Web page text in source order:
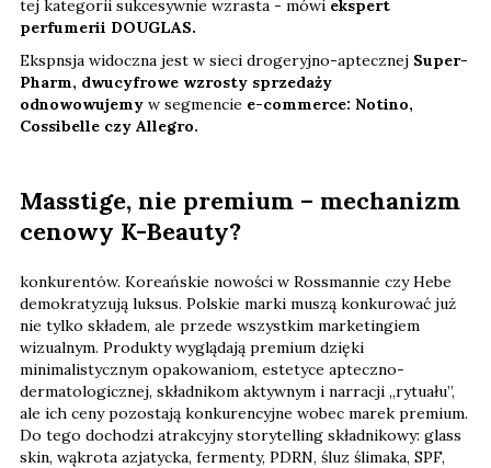
tej kategorii sukcesywnie wzrasta - mówi ekspert
perfumerii DOUGLAS.
Ekspnsja widoczna jest w sieci drogeryjno-aptecznej Super-
Pharm, dwucyfrowe wzrosty sprzedaży
odnowowujemy w segmencie e-commerce: Notino,
Cossibelle czy Allegro.
Masstige, nie premium – mechanizm
cenowy K-Beauty?
konkurentów. Koreańskie nowości w Rossmannie czy Hebe
demokratyzują luksus. Polskie marki muszą konkurować już
nie tylko składem, ale przede wszystkim marketingiem
wizualnym. Produkty wyglądają premium dzięki
minimalistycznym opakowaniom, estetyce apteczno-
dermatologicznej, składnikom aktywnym i narracji „rytuału”,
ale ich ceny pozostają konkurencyjne wobec marek premium.
Do tego dochodzi atrakcyjny storytelling składnikowy: glass
skin, wąkrota azjatycka, fermenty, PDRN, śluz ślimaka, SPF,